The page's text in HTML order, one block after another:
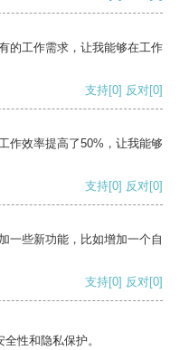
的工作需求，让我能够在工作
支持[0] 反对[0]
作效率提高了50%，让我能够
支持[0] 反对[0]
一些新功能，比如增加一个自
支持[0] 反对[0]
性和隐私保护。